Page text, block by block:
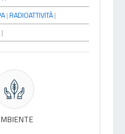
|RADIOATTIVITÀ|
|